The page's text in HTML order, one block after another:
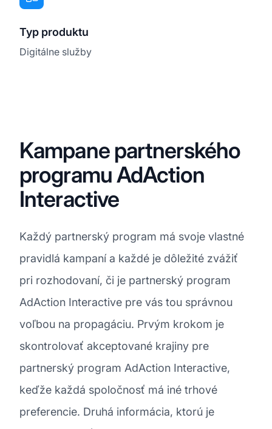
Typ produktu
Digitálne služby
Kampane partnerského
programu AdAction
Interactive
Každý partnerský program má svoje vlastné
pravidlá kampaní a každé je dôležité zvážiť
pri rozhodovaní, či je partnerský program
AdAction Interactive pre vás tou správnou
voľbou na propagáciu. Prvým krokom je
skontrolovať akceptované krajiny pre
partnerský program AdAction Interactive,
keďže každá spoločnosť má iné trhové
preferencie. Druhá informácia, ktorú je